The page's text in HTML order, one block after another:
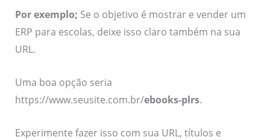
Por exemplo; Se o objetivo é mostrar e vender um
ERP para escolas, deixe isso claro também na sua
URL.
Uma boa opção seria
https://www.seusite.com.br/ebooks-plrs.
Experimente fazer isso com sua URL, títulos e